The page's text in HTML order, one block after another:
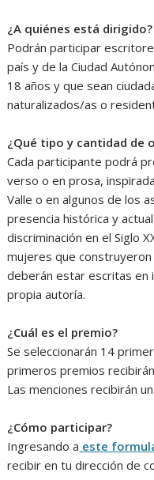
¿A quiénes está dirigido?
Podrán participar
país y de la Ciudad
18 años y que sean
naturalizados/as o
¿Qué tipo y cantidad de
Cada participante podrá
verso o en prosa,
Valle o en algunos de los
presencia histórica y
discriminación en el Siglo
mujeres que
deberán estar escritas en
propia autoría.
¿Cuál es el premio?
Se seleccionarán 14
primeros premios
Las menciones recibirán
¿Cómo participar?
Ingresando a este
recibir en tu dirección de